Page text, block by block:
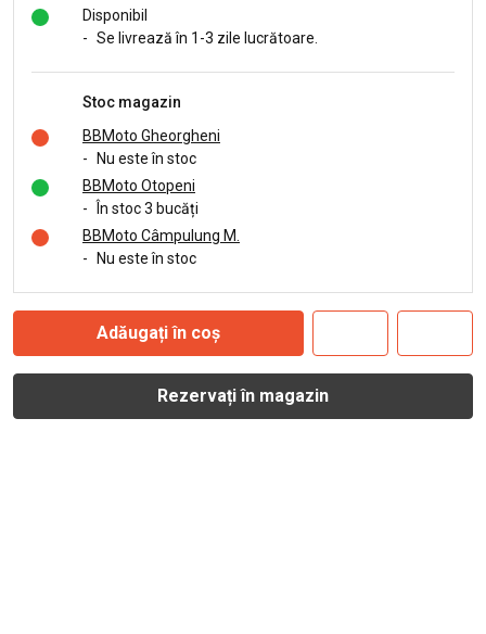
Disponibil
- Se livrează în 1-3 zile lucrătoare.
Stoc magazin
BBMoto Gheorgheni
-
Nu este în stoc
BBMoto Otopeni
-
În stoc 3 bucăți
BBMoto Câmpulung M.
-
Nu este în stoc
Adăugați în coș
Rezervați în magazin